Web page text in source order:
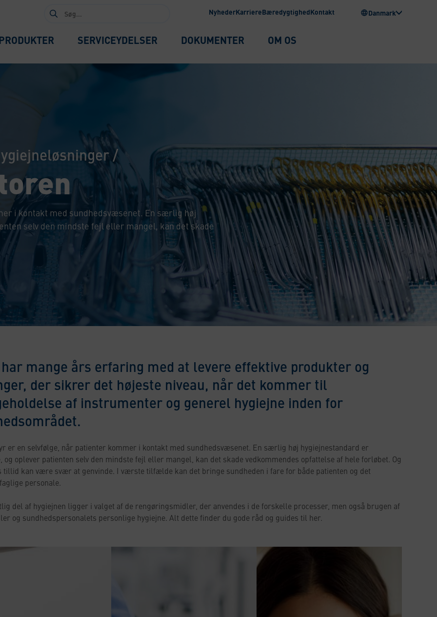
Søg
efter:
NyhederKarriereBæredygtighedKontakt Danmark
SERVICEYDELSER DOKUMENTER OM OS
/
i kontakt med sundhedsvæsenet. En særlig høj
selv den mindste fejl eller mangel, kan det skade
mange års erfaring med at levere effektive produkter og
der sikrer det højeste niveau, når det kommer til
af instrumenter og generel hygiejne inden for
er en selvfølge, når patienter kommer i kontakt med sundhedsvæsenet. En særlig høj hygiejnestandard er
og oplever patienten selv den mindste fejl eller mangel, kan det skade vedkommendes opfattelse af hele forløbet. Og
tillid kan være svær at genvinde. I værste tilfælde kan det bringe sundheden i fare for både patienten og det
personale.
del af hygiejnen ligger i valget af de rengøringsmidler, der anvendes i de forskelle processer, men også brugen af
og sundhedspersonalets personlige hygiejne. Alt dette finder du gode råd og guides til her.